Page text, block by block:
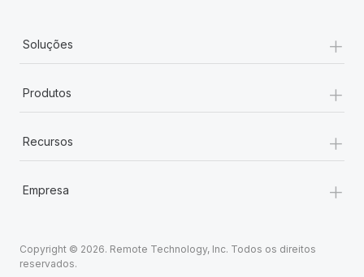
Soluções +
Produtos +
Recursos +
Empresa +
Copyright © 2026. Remote Technology, Inc. Todos os direitos
reservados.